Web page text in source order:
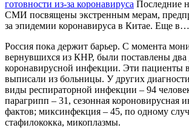
готовности из-за коронавируса Последние
СМИ посвящены экстренным мерам,
за эпидемии коронавируса в Китае. Еще в…
Россия пока держит барьер. С момента
вернувшихся из КНР, были поставлены два
коронавирусной инфекции. Эти пациенты
выписали из больницы. У других
виды респираторной инфекции – 94
парагрипп – 31, сезонная короновирусная
фактов; миксинфекция – 45, по одному
стафилококка, микоплазмы.